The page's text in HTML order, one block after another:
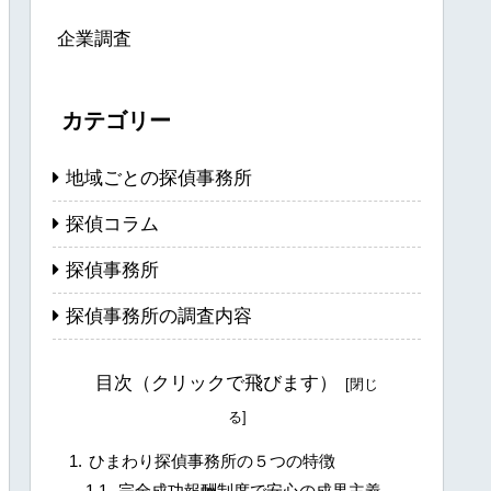
企業調査
カテゴリー
地域ごとの探偵事務所
探偵コラム
探偵事務所
探偵事務所の調査内容
目次（クリックで飛びます）
ひまわり探偵事務所の５つの特徴